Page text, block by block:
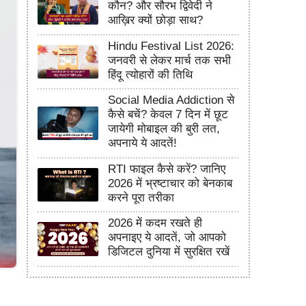
कौन? और सौरभ द्विवेदी ने
आख़िर क्यों छोड़ा साथ?
Hindu Festival List 2026:
जनवरी से लेकर मार्च तक सभी
हिंदू त्योहारों की तिथि
Social Media Addiction से
कैसे बचें? केवल 7 दिन में छूट
जायेगी मोबाइल की बुरी लत,
अपनाये ये आदतें!
RTI फाइल कैसे करें? जानिए
2026 में भ्रष्टाचार को बेनकाब
करने पूरा तरीका
2026 में कदम रखते ही
अपनाइए ये आदतें, जो आपको
डिजिटल दुनिया में सुरक्षित रखें